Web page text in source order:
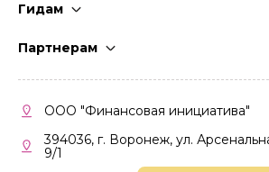
Гидам
Партнерам
Кабинет партнера
Правила участия
ООО "Финансовая инициатива"
394036, г. Воронеж, ул.
9/1